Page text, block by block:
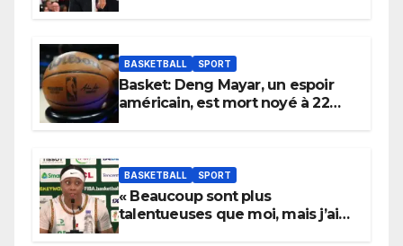
BASKETBALL SPORT
Basket: Deng Mayar, un espoir
américain, est mort noyé à 22
BASKETBALL SPORT
« Beaucoup sont plus
talentueuses que moi, mais j’ai